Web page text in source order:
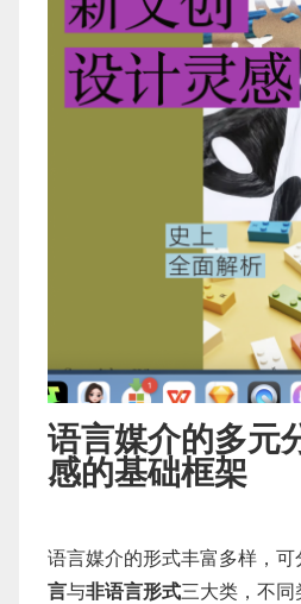
语言媒介的多元
感的基础框架
语言媒介的形式丰富多样，可
言与非语言形式三大类，不